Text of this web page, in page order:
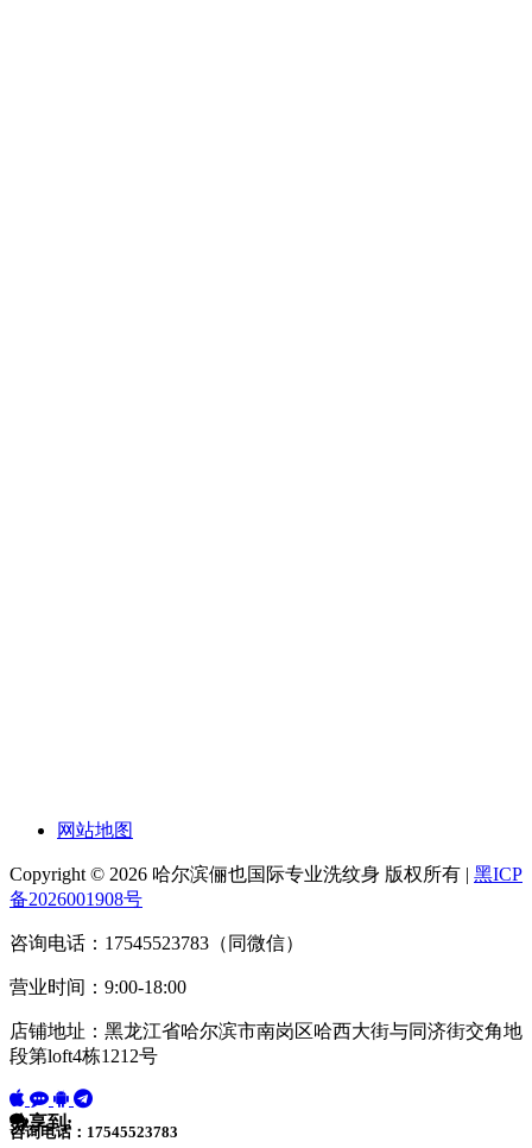
网站地图
Copyright © 2026 哈尔滨俪也国际专业洗纹身 版权所有 | 黑ICP
备2026001908号
咨询电话：17545523783（同微信）
营业时间：9:00-18:00
店铺地址：黑龙江省哈尔滨市南岗区哈西大街与同济街交角地
段第loft4栋1212号
咨询电话：17545523783
分享到: